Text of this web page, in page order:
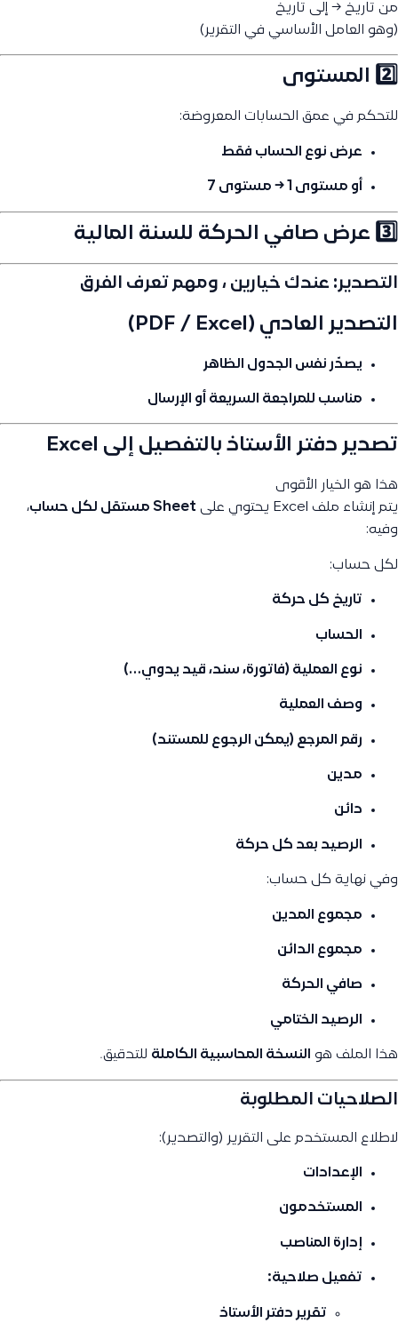
من تاريخ → إلى تاريخ
(وهو العامل الأساسي في التقرير)
2️⃣ المستوى
للتحكم في عمق الحسابات المعروضة:
عرض نوع الحساب فقط
أو مستوى 1 → مستوى 7
3️⃣ عرض صافي الحركة للسنة المالية
التصدير: عندك خيارين ، ومهم تعرف الفرق
التصدير العادي (PDF / Excel)
يصدّر نفس الجدول الظاهر
مناسب للمراجعة السريعة أو الإرسال
تصدير دفتر الأستاذ بالتفصيل إلى Excel
هذا هو الخيار الأقوى
يتم إنشاء ملف Excel يحتوي على
Sheet مستقل لكل حساب
،
وفيه:
لكل حساب:
تاريخ كل حركة
الحساب
نوع العملية (فاتورة، سند، قيد يدوي…)
وصف العملية
رقم المرجع (يمكن الرجوع للمستند)
مدين
دائن
الرصيد بعد كل حركة
وفي نهاية كل حساب:
مجموع المدين
مجموع الدائن
صافي الحركة
الرصيد الختامي
هذا الملف هو النسخة المحاسبية الكاملة للتدقيق.
الصلاحيات المطلوبة
لاطلاع المستخدم على التقرير (والتصدير):
الإعدادات
المستخدمون
إدارة المناصب
تفعيل صلاحية:
تقرير دفتر الأستاذ